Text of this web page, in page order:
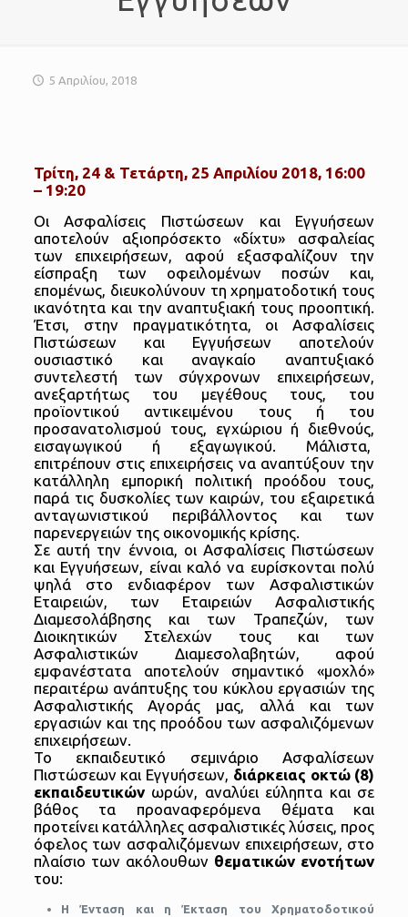
5 Απριλίου, 2018
Τρίτη, 24 & Τετάρτη, 25 Απριλίου 2018, 16:00
– 19:20
Οι Ασφαλίσεις Πιστώσεων και Εγγυήσεων
αποτελούν αξιοπρόσεκτο «δίχτυ» ασφαλείας
των επιχειρήσεων, αφού εξασφαλίζουν την
είσπραξη των οφειλομένων ποσών και,
επομένως, διευκολύνουν τη χρηματοδοτική τους
ικανότητα και την αναπτυξιακή τους προοπτική.
Έτσι, στην πραγματικότητα, οι Ασφαλίσεις
Πιστώσεων και Εγγυήσεων αποτελούν
ουσιαστικό και αναγκαίο αναπτυξιακό
συντελεστή των σύγχρονων επιχειρήσεων,
ανεξαρτήτως του μεγέθους τους, του
προϊοντικού αντικειμένου τους ή του
προσανατολισμού τους, εγχώριου ή διεθνούς,
εισαγωγικού ή εξαγωγικού. Μάλιστα,
επιτρέπουν στις επιχειρήσεις να αναπτύξουν την
κατάλληλη εμπορική πολιτική προόδου τους,
παρά τις δυσκολίες των καιρών, του εξαιρετικά
ανταγωνιστικού περιβάλλοντος και των
παρενεργειών της οικονομικής κρίσης.
Σε αυτή την έννοια, οι Ασφαλίσεις Πιστώσεων
και Εγγυήσεων, είναι καλό να ευρίσκονται πολύ
ψηλά στο ενδιαφέρον των Ασφαλιστικών
Εταιρειών, των Εταιρειών Ασφαλιστικής
Διαμεσολάβησης και των Τραπεζών, των
Διοικητικών Στελεχών τους και των
Ασφαλιστικών Διαμεσολαβητών, αφού
εμφανέστατα αποτελούν σημαντικό «μοχλό»
περαιτέρω ανάπτυξης του κύκλου εργασιών της
Ασφαλιστικής Αγοράς μας, αλλά και των
εργασιών και της προόδου των ασφαλιζόμενων
επιχειρήσεων.
Το εκπαιδευτικό σεμινάριο Ασφαλίσεων
Πιστώσεων και Εγγυήσεων, διάρκειας οκτώ (8)
εκπαιδευτικώνωρών, αναλύει εύληπτα και σε
βάθος τα προαναφερόμενα θέματα και
προτείνει κατάλληλες ασφαλιστικές λύσεις, προς
όφελος των ασφαλιζόμενων επιχειρήσεων, στο
πλαίσιο των ακόλουθων θεματικών ενοτήτων
του:
Η Ένταση και η Έκταση του Χρηματοδοτικού